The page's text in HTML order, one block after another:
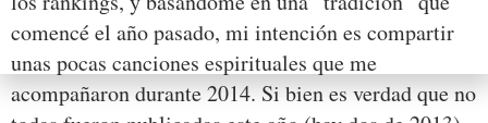
comencé el año pasado, mi intención es compartir
unas pocas canciones espirituales que me
acompañaron durante 2014. Si bien es verdad que no